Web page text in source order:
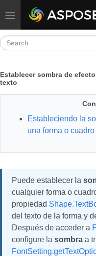
Toggle navigation
Establecer sombra de
texto
Estableciendo la
una forma o
Puede establecer la
cualquier forma o
propiedad
del texto de la forma y
Después de acceder a
configure la sombra a